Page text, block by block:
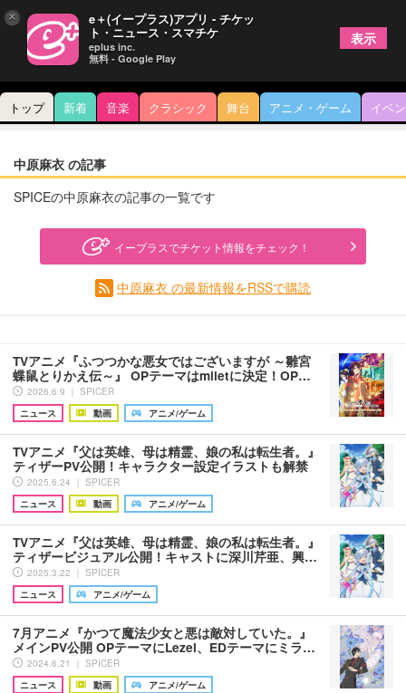
トップ 新着 音楽 クラシック 舞台 アニメ・ゲーム イベ
中原麻衣 の記事
SPICEの中原麻衣の記事の一覧です
イープラスでチケット情報をチェック！
中原麻衣 の最新情報をRSSで購読
TVアニメ『ふつつかな悪女ではございますが ～雛宮
蝶鼠とりかえ伝～』 OPテーマはmiletに決定！OP…
2026.6.9 ｜ SPICER
ニュース
動画 アニメ/ゲーム
TVアニメ『父は英雄、母は精霊、娘の私は転生者。』
ティザーPV公開！キャラクター設定イラストも解禁
2025.6.24 ｜ SPICER
ニュース
動画 アニメ/ゲーム
TVアニメ『父は英雄、母は精霊、娘の私は転生者。』
ティザービジュアル公開！キャストに深川芹亜、興…
2025.3.22 ｜ SPICER
ニュース
アニメ/ゲーム
7月アニメ『かつて魔法少女と悪は敵対していた。』
メインPV公開 OPテーマにLezel、EDテーマにミラ…
2024.6.21 ｜ SPICER
ニュース
動画 アニメ/ゲーム
× e＋(イープラス)アプリ - チケッ
ト・ニュース・スマチケ
eplus inc.
無料 - Google Play
表示